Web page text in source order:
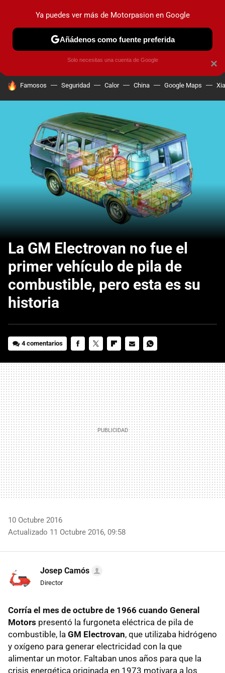
PRUEBAS COCHES ELÉCTRICOS OBSERVATORIO
HOY SE HABLA DE
Famosos Seguridad Calor China Google Maps
La GM Electrovan no fue el
primer vehículo de pila de
combustible, pero esta es su
historia
4 comentarios
MAIL
10 Octubre 2016
Actualizado 11 Octubre 2016, 09:58
Josep Camós
Director
Corría el mes de octubre de 1966 cuando General
Motors presentó la furgoneta eléctrica de pila de
combustible, la GM Electrovan, que utilizaba hidrógeno
y oxígeno para generar electricidad con la que
alimentar un motor. Faltaban unos años para que la
crisis energética originada en 1973 motivara a los
×
Ya puedes ver más de Motorpasion en Google
Añádenos como fuente preferida
Solo necesitas una cuenta de Google